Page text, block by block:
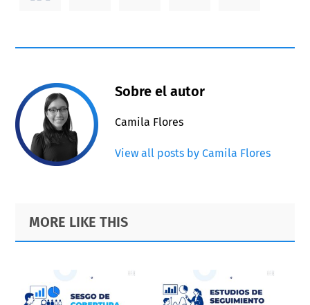
Sobre el autor
Camila Flores
View all posts by Camila Flores
Primary
Sidebar
Footer
MORE LIKE THIS